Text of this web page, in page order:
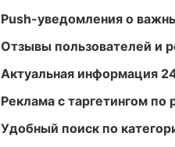
Push-уведомления о
Отзывы пользователей и
Актуальная информация
Реклама с таргетингом по
Удобный поиск по